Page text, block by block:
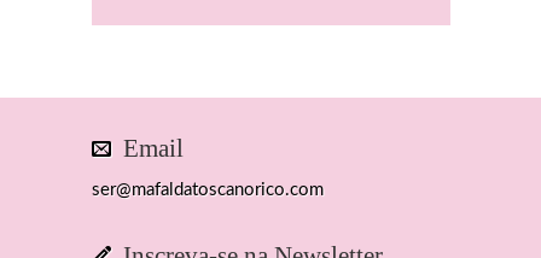
Email
ser@mafaldatoscanorico.com